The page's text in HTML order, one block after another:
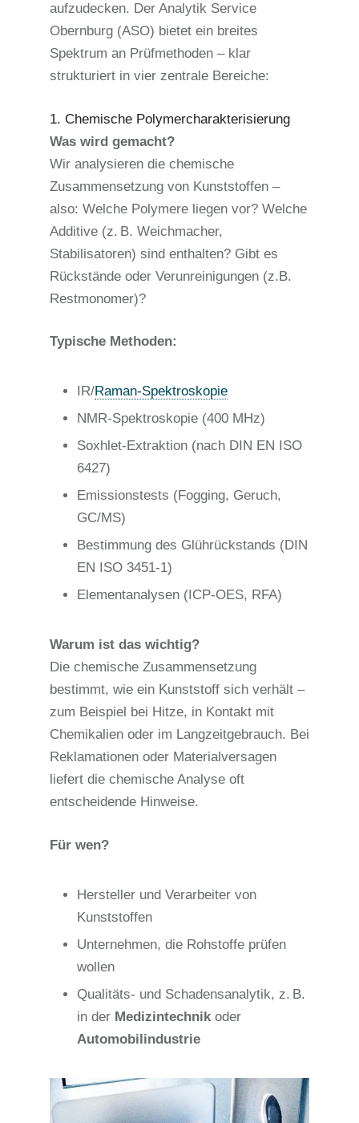
aufzudecken. Der Analytik Service
Obernburg (ASO) bietet ein breites
Spektrum an Prüfmethoden – klar
strukturiert in vier zentrale Bereiche:
1. Chemische Polymercharakterisierung
Was wird gemacht?
Wir analysieren die chemische
Zusammensetzung von Kunststoffen –
also: Welche Polymere liegen vor? Welche
Additive (z. B. Weichmacher,
Stabilisatoren) sind enthalten? Gibt es
Rückstände oder Verunreinigungen (z.B.
Restmonomer)?
Typische Methoden:
IR/Raman-Spektroskopie
NMR-Spektroskopie (400 MHz)
Soxhlet-Extraktion (nach DIN EN ISO
6427)
Emissionstests (Fogging, Geruch,
GC/MS)
Bestimmung des Glührückstands (DIN
EN ISO 3451-1)
Elementanalysen (ICP-OES, RFA)
Warum ist das wichtig?
Die chemische Zusammensetzung
bestimmt, wie ein Kunststoff sich verhält –
zum Beispiel bei Hitze, in Kontakt mit
Chemikalien oder im Langzeitgebrauch. Bei
Reklamationen oder Materialversagen
liefert die chemische Analyse oft
entscheidende Hinweise.
Für wen?
Hersteller und Verarbeiter von
Kunststoffen
Unternehmen, die Rohstoffe prüfen
wollen
Qualitäts- und Schadensanalytik, z. B.
in der Medizintechnikoder
Automobilindustrie